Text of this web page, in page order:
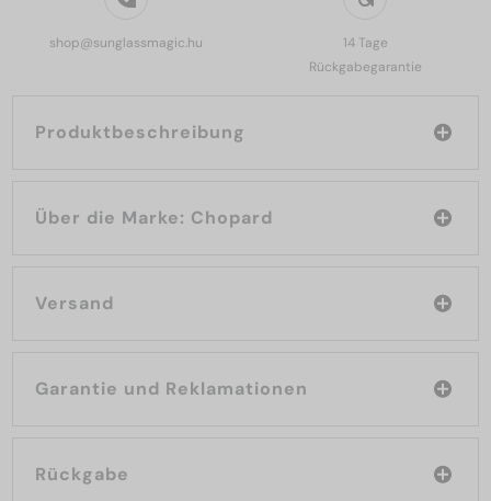
shop@sunglassmagic.hu
14 Tage
Rückgabegarantie
Produktbeschreibung
Über die Marke: Chopard
Versand
Garantie und Reklamationen
Rückgabe